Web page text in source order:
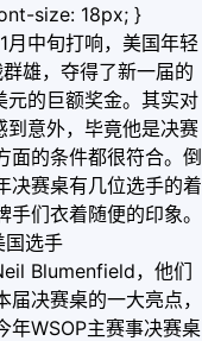
size: 18px; }
月中旬打响，美国年轻
雄，夺得了新一届的
的巨额奖金。其实对
意外，毕竟他是决赛
面的条件都很符合。倒
决赛桌有几位选手的着
们衣着随便的印象。
选手
Blumenfield，他们
决赛桌的一大亮点，
年WSOP主赛事决赛桌